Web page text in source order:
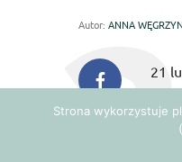
Autor: ANNA WĘGRZYN
21
Strona wykorzystuje